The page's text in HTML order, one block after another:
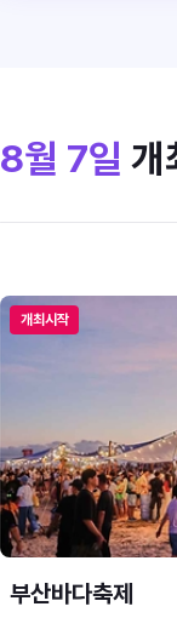
8월 7일 개
개최시작
부산바다축제